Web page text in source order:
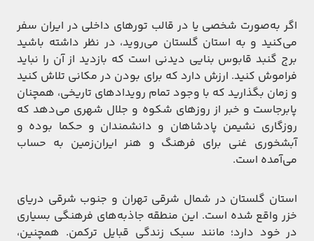
اگر به‌صورت شخصی یا در قالب تورهای داخلی در ایران سفر
می‌کنید و به استان گلستان می‌روید، در نظر داشته باشید
برج گنبد قابوس بنایی دیدنی است که بازدید از آن را نباید
فراموش کنید. ارزش دارد که برای بودن در مکانی تلاش کنید
و زمان بگذارید که با وجود تمام رویدادهای تاریخی، همچنان
پابرجاست و خبر از روزهای شکوه و جلال شهری می‌دهد که
روزگاری نشیمن پادشاهان و دانشمندان و حکما بوده و
آبشخوری غنی برای فرهنگ و هنر ایران‌زمین به حساب
می‌آمده است.
استان گلستان در شمال شرقی تهران و جنوب شرقی دریای
خزر واقع شده است. این منطقه جاذبه‌های فرهنگی بسیاری
در خود دارد؛ مانند سبک زندگی قبایل ترکمن. همچنین،